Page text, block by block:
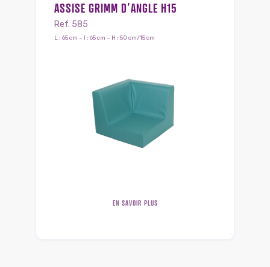
ASSISE GRIMM D’ANGLE H15
Ref. 585
L : 65 cm – l : 65 cm – H : 50 cm/15 cm
EN SAVOIR PLUS